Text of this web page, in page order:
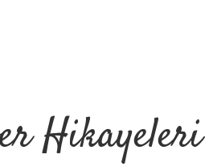
Hikayeleri